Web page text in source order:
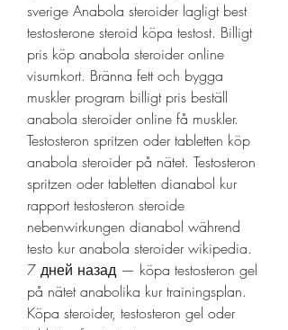
sverige Anabola steroider lagligt best
testosterone steroid köpa testost. Billigt
pris köp anabola steroider online
visumkort. Bränna fett och bygga
muskler program billigt pris beställ
anabola steroider online få muskler.
Testosteron spritzen oder tabletten köp
anabola steroider på nätet. Testosteron
spritzen oder tabletten dianabol kur
rapport testosteron steroide
nebenwirkungen dianabol während
testo kur anabola steroider wikipedia.
7 дней назад — köpa testosteron gel
på nätet anabolika kur trainingsplan.
Köpa steroider, testosteron gel oder